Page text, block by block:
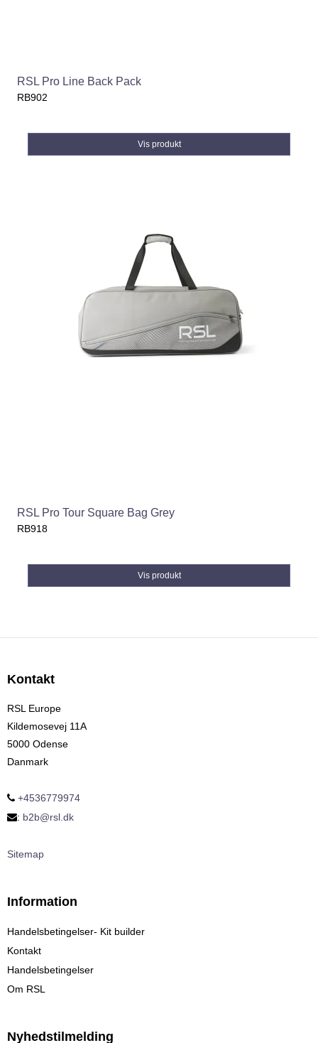
RSL Pro Line Back Pack
RB902
Vis produkt
RSL Pro Tour Square Bag Grey
RB918
Vis produkt
Kontakt
RSL Europe
Kildemosevej 11A
5000 Odense
Danmark
+4536779974
: b2b@rsl.dk
Sitemap
Information
Handelsbetingelser- Kit builder
Kontakt
Handelsbetingelser
Om RSL
Nyhedstilmelding